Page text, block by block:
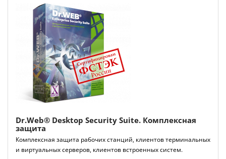
Dr.Web® Desktop Security Suite. Комплексная
защита
Комплексная защита рабочих станций, клиентов терминальных
и виртуальных серверов, клиентов встроенных систем.